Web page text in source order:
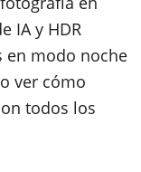
IA y HDR
en modo noche
ver cómo
todos los